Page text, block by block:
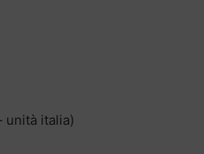
unità italia)